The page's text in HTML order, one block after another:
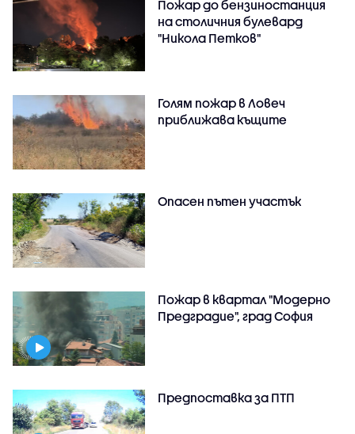
Пожар до бензиностанция
на столичния булевард
"Никола Петков"
Голям пожар в Ловеч
приближава къщите
Опасен пътен участък
Пожар в квартал "Модерно
Предградие", град София
Предпоставка за ПТП